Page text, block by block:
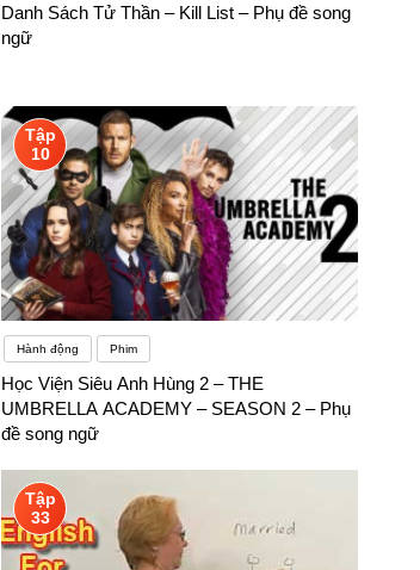
Danh Sách Tử Thần – Kill List – Phụ đề song
ngữ
Tập
10
Hành động Phim
Học Viện Siêu Anh Hùng 2 – THE
UMBRELLA ACADEMY – SEASON 2 – Phụ
đề song ngữ
Tập
33